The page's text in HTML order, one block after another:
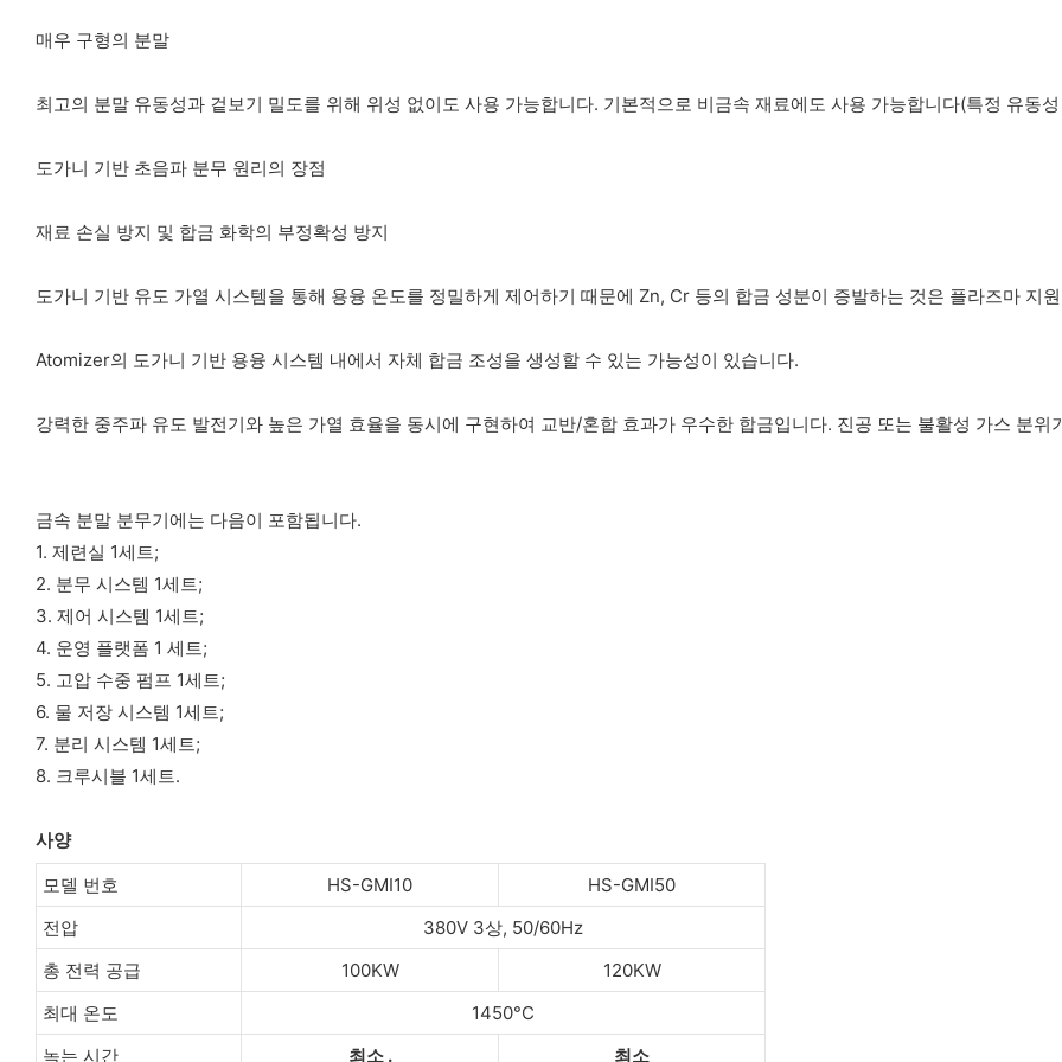
매우 구형의 분말
최고의 분말 유동성과 겉보기 밀도를 위해 위성 없이도 사용 가능합니다. 기본적으로 비금속 재료에도 사용 가능합니다(특정 유동
도가니 기반 초음파 분무 원리의 장점
재료 손실 방지 및 합금 화학의 부정확성 방지
도가니 기반 유도 가열 시스템을 통해 용융 온도를 정밀하게 제어하기 때문에 Zn, Cr 등의 합금 성분이 증발하는 것은 플라즈마 지
Atomizer의 도가니 기반 용융 시스템 내에서 자체 합금 조성을 생성할 수 있는 가능성이 있습니다.
강력한 중주파 유도 발전기와 높은 가열 효율을 동시에 구현하여 교반/혼합 효과가 우수한 합금입니다. 진공 또는 불활성 가스 분
금속 분말 분무기에는 다음이 포함됩니다.
1. 제련실 1세트;
2. 분무 시스템 1세트;
3. 제어 시스템 1세트;
4. 운영 플랫폼 1 세트;
5. 고압 수중 펌프 1세트;
6. 물 저장 시스템 1세트;
7. 분리 시스템 1세트;
8. 크루시블 1세트.
사양
모델 번호
HS-GMI10
HS-GMI50
전압
380V 3상, 50/60Hz
총 전력 공급
100KW
120KW
최대 온도
1450°C
녹는 시간
최소 . 최소